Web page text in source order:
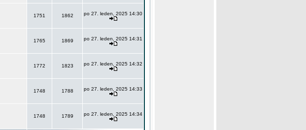
1751 1862 po 27. leden, 2025 14:30
1765 1869 po 27. leden, 2025 14:31
1772 1823 po 27. leden, 2025 14:32
1748 1788 po 27. leden, 2025 14:33
1748 1789 po 27. leden, 2025 14:34